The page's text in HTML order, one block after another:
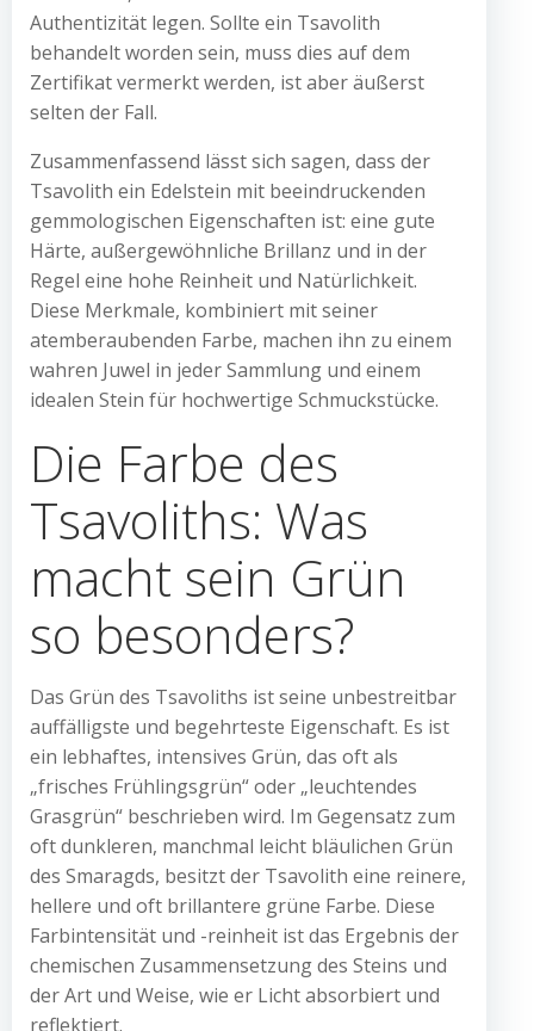
Authentizität legen. Sollte ein Tsavolith
behandelt worden sein, muss dies auf dem
Zertifikat vermerkt werden, ist aber äußerst
selten der Fall.
Zusammenfassend lässt sich sagen, dass der
Tsavolith ein Edelstein mit beeindruckenden
gemmologischen Eigenschaften ist: eine gute
Härte, außergewöhnliche Brillanz und in der
Regel eine hohe Reinheit und Natürlichkeit.
Diese Merkmale, kombiniert mit seiner
atemberaubenden Farbe, machen ihn zu einem
wahren Juwel in jeder Sammlung und einem
idealen Stein für hochwertige Schmuckstücke.
Die Farbe des
Tsavoliths: Was
macht sein Grün
so besonders?
Das Grün des Tsavoliths ist seine unbestreitbar
auffälligste und begehrteste Eigenschaft. Es ist
ein lebhaftes, intensives Grün, das oft als
„frisches Frühlingsgrün“ oder „leuchtendes
Grasgrün“ beschrieben wird. Im Gegensatz zum
oft dunkleren, manchmal leicht bläulichen Grün
des Smaragds, besitzt der Tsavolith eine reinere,
hellere und oft brillantere grüne Farbe. Diese
Farbintensität und -reinheit ist das Ergebnis der
chemischen Zusammensetzung des Steins und
der Art und Weise, wie er Licht absorbiert und
reflektiert.